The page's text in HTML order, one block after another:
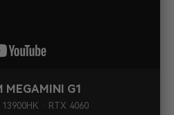
MEGAMINI G1
· RTX 4060